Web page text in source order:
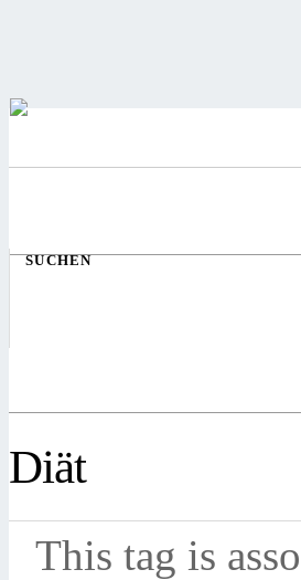
SUCHEN
Diät
This tag is